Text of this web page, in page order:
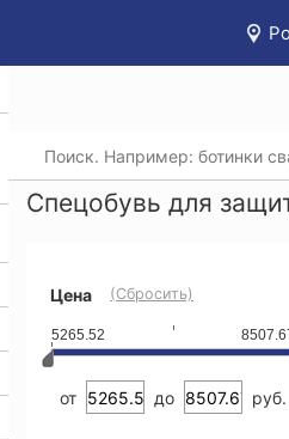
Спецобувь для
Цена (Сбросить)
5265.52
от до руб.